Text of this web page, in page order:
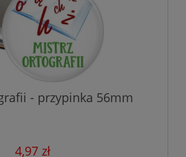
- przypinka 56mm
4,97 zł